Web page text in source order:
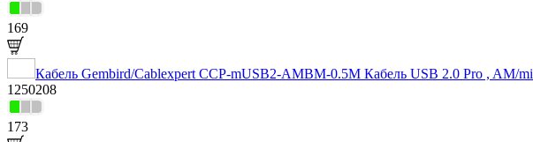
169
Кабель Gembird/Cablexpert CCP-mUSB2-AMBM-0.5M Кабель USB 2.0 Pro , AM/
1250208
173